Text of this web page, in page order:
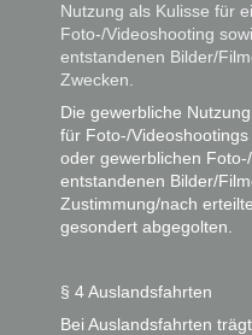
Nutzung als Kulisse für
Foto-/Videoshooting
entstandenen Bilder/
Zwecken.
Die gewerbliche
für Foto-/
oder gewerblichen
entstandenen Bilder/
Zustimmung/nach
gesondert abgegolten.
§ 4 Auslandsfahrten
Bei Auslandsfahrten